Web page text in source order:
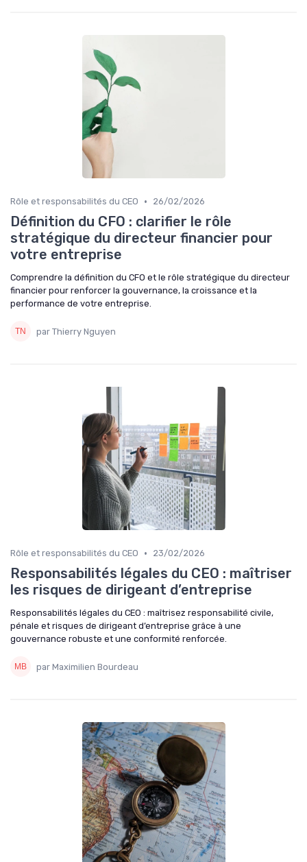
Rôle et responsabilités du CEO • 26/02/2026
Définition du CFO : clarifier le rôle
stratégique du directeur financier pour
votre entreprise
Comprendre la définition du CFO et le rôle stratégique du directeur
financier pour renforcer la gouvernance, la croissance et la
performance de votre entreprise.
par Thierry Nguyen
Rôle et responsabilités du CEO • 23/02/2026
Responsabilités légales du CEO : maîtriser
les risques de dirigeant d’entreprise
Responsabilités légales du CEO : maîtrisez responsabilité civile,
pénale et risques de dirigeant d’entreprise grâce à une
gouvernance robuste et une conformité renforcée.
par Maximilien Bourdeau